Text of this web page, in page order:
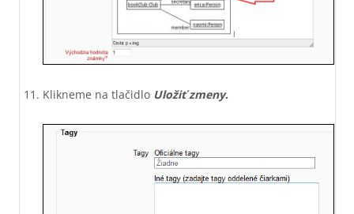
Klikneme na tlačidlo Uložiť zmeny.